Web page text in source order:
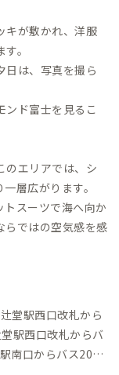
キが敷かれ、洋服
。
日は、写真を撮ら
ド富士を見るこ
のエリアでは、シ
層広がります。
スーツで海へ向か
らではの空気感を感
堂駅西口改札から
駅西口改札からバ
南口からバス20分